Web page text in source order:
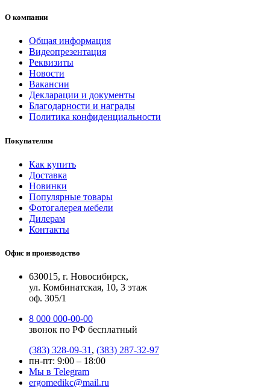
О компании
Общая информация
Видеопрезентация
Реквизиты
Новости
Вакансии
Декларации и документы
Благодарности и награды
Политика конфиденциальности
Покупателям
Как купить
Доставка
Новинки
Популярные товары
Фотогалерея мебели
Дилерам
Контакты
Офис и производство
630015, г. Новосибирск,
ул. Комбинатская, 10, 3 этаж
оф. 305/1
8 000 000-00-00
звонок по РФ бесплатный
(383) 328-09-31 , (383) 287-32-97
пн-пт: 9:00 – 18:00
Мы в Telegram
ergomedikc@mail.ru